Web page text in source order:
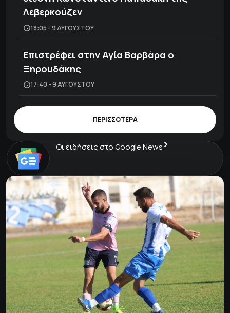
Λεβερκούζεν
18:05 - 9 ΑΥΓΟΎΣΤΟΥ
Επιστρέφει στην Αγία Βαρβάρα ο
Ξηρουδάκης
17:40 - 9 ΑΥΓΟΎΣΤΟΥ
ΠΕΡΙΣΣΟΤΕΡΑ
Οι ειδήσεις στο Google News